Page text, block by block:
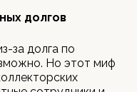
долгов
за долга по
Но этот миф